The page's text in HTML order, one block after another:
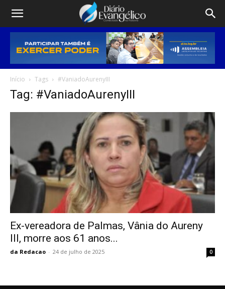
Início Tags #VaniadoAurenyIII
Tag: #VaniadoAurenyIII
Ex-vereadora de Palmas, Vânia do Aureny
III, morre aos 61 anos...
da Redacao - 24 de julho de 2025 0